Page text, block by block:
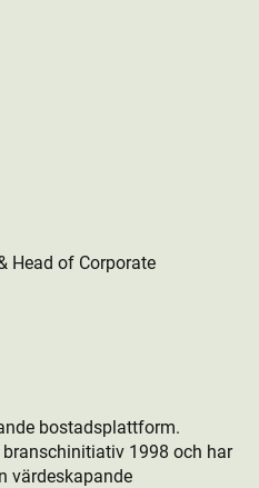
Head of Corporate
bostads­plattform.
1998 och har
värdeskapande